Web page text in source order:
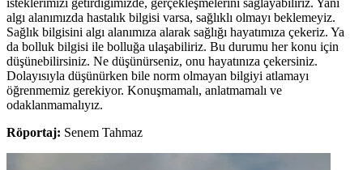
isteklerimizi getirdiğimizde, gerçekleşmelerini sağlayabiliriz. Yani
algı alanımızda hastalık bilgisi varsa, sağlıklı olmayı beklemeyiz.
Sağlık bilgisini algı alanımıza alarak sağlığı hayatımıza çekeriz. Ya
da bolluk bilgisi ile bolluğa ulaşabiliriz. Bu durumu her konu için
düşünebilirsiniz. Ne düşünürseniz, onu hayatınıza çekersiniz.
Dolayısıyla düşünürken bile norm olmayan bilgiyi atlamayı
öğrenmemiz gerekiyor. Konuşmamalı, anlatmamalı ve
odaklanmamalıyız.
Röportaj: Senem Tahmaz